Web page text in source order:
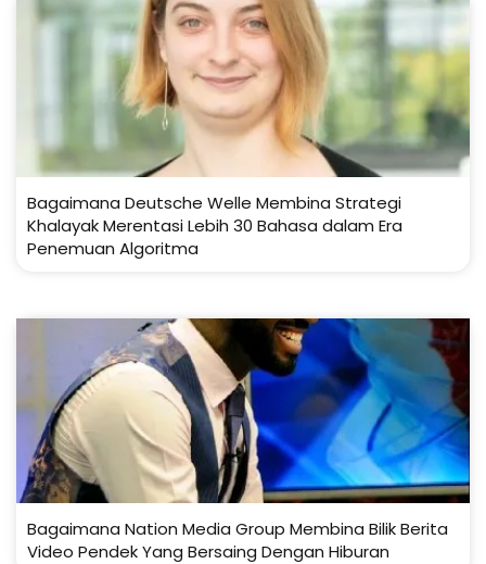
Bagaimana Deutsche Welle Membina Strategi
Khalayak Merentasi Lebih 30 Bahasa dalam Era
Penemuan Algoritma
Bagaimana Nation Media Group Membina Bilik Berita
Video Pendek Yang Bersaing Dengan Hiburan